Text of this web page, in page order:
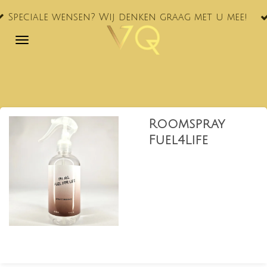
Ga
naar
Wij denken graag met u mee!
Roomspray
Fuel4Life